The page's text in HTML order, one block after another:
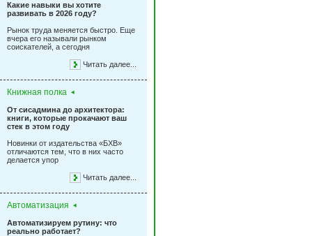
Какие навыки вы хотите
развивать в 2026 году?
Рынок труда меняется быстро. Еще
вчера его называли рынком
соискателей, а сегодня
Читать далее...
Книжная полка
От сисадмина до архитектора:
книги, которые прокачают ваш
стек в этом году
Новинки от издательства «БХВ»
отличаются тем, что в них часто
делается упор
Читать далее...
Автоматизация
Автоматизируем рутину: что
реально работает?